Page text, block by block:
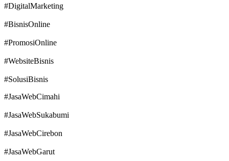
#DigitalMarketing
#BisnisOnline
#PromosiOnline
#WebsiteBisnis
#SolusiBisnis
#JasaWebCimahi
#JasaWebSukabumi
#JasaWebCirebon
#JasaWebGarut